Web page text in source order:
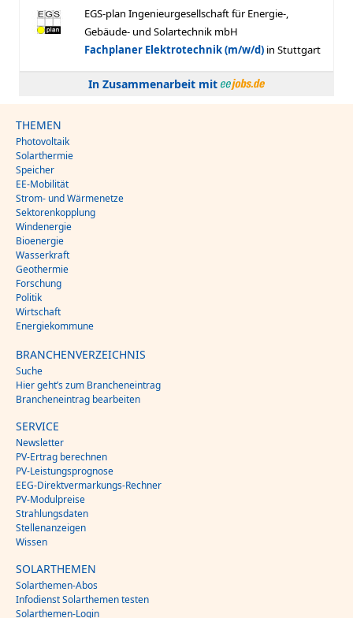
In Zusammenarbeit mit
THEMEN
Photovoltaik
Solarthermie
Speicher
EE-Mobilität
Strom- und Wärmenetze
Sektorenkopplung
Windenergie
Bioenergie
Wasserkraft
Geothermie
Forschung
Politik
Wirtschaft
Energiekommune
BRANCHENVERZEICHNIS
Suche
Hier geht’s zum Brancheneintrag
Brancheneintrag bearbeiten
SERVICE
Newsletter
PV-Ertrag berechnen
PV-Leistungsprognose
EEG-Direktvermarkungs-Rechner
PV-Modulpreise
Strahlungsdaten
Stellenanzeigen
Wissen
SOLARTHEMEN
Solarthemen-Abos
Infodienst Solarthemen testen
Solarthemen-Login